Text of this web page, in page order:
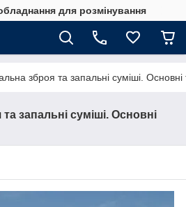
для розмінування
зброя та запальні суміші. Основні
запальні суміші. Основні